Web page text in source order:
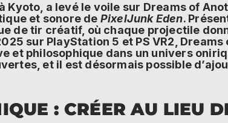
Kyoto, a levé le voile sur Dreams of
et sonore de PixelJunk Eden.
de tir créatif, où chaque projectile
sur PlayStation 5 et PS VR2,
et philosophique dans un univers
et il est désormais possible
: CRÉER AU LIEU